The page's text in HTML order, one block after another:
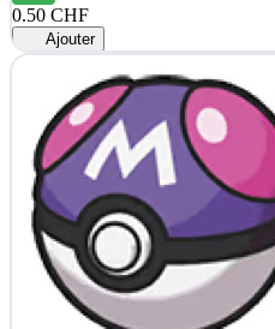
0.50 CHF
Ajouter